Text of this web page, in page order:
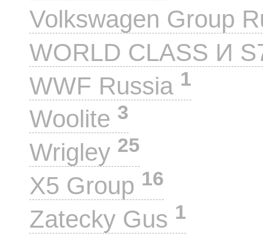
Volkswagen Group
WORLD CLASS И
WWF Russia 1
Woolite 3
Wrigley 25
X5 Group 16
Zatecky Gus 1